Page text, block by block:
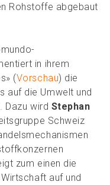
Rohstoffe abgebaut
in ihrem
(Vorschau) die
auf die Umwelt und
Dazu wird Stephan
Schweiz
zum einen die
auf und